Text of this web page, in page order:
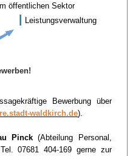
öffentlichen Sektor
Leistungsverwaltung
Bewerbung über
waldkirch.de).
Pinck(Abteilung Personal,
07681 404-169 gerne zur